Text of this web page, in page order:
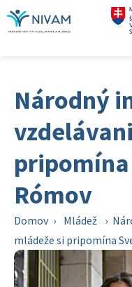
Národný
Rómov
Domov › Mládež ›
mládeže si pripomína